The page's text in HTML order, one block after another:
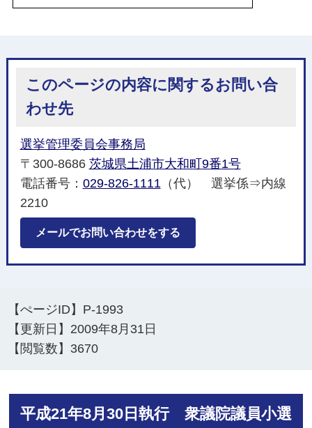
このページの内容に関するお問い合
わせ先
選挙管理委員会事務局
〒300-8686 茨城県土浦市大和町9番1号
電話番号： 029-826-1111 （代） 選挙係⇒内線
2210
メールでお問い合わせをする
【ぺージID】 P-1993
【更新日】 2009年8月31日
【閲覧数】 3670
平成21年8月30日執行 衆議院議員小選